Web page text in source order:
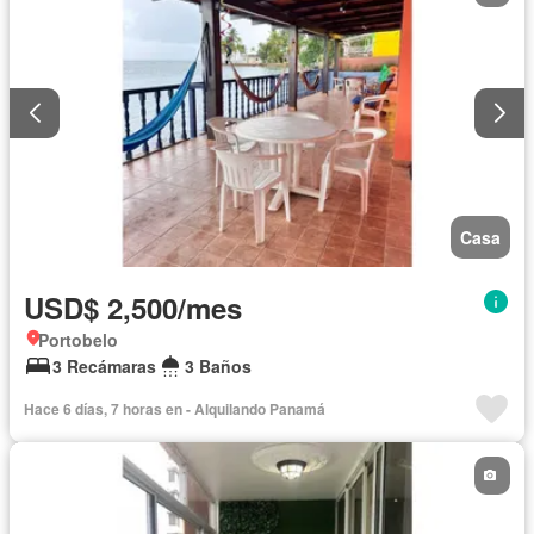
Casa
USD$ 2,500/mes
Portobelo
3 Recámaras
3 Baños
Hace 6 días, 7 horas en - Alquilando Panamá